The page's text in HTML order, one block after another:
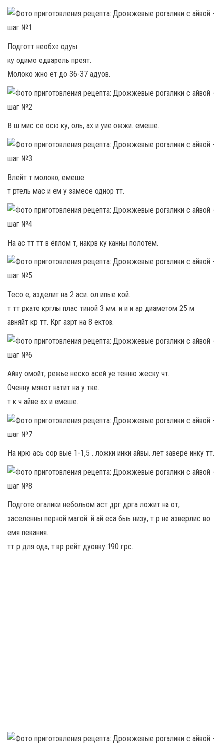
Подготт необхе одуы.
ку одимо едварель преят.
Молоко жно ет до 36-37 адуов.
В ш мис се осю ку, оль, ах и уие ожжи. емеше.
Влейт т молоко, емеше.
т ртель мас и ем у замесе однор тт.
На ас тт тт в ёплом т, накрв ку канны полотем.
Тесо е, азделит на 2 аси. ол ипые кой.
т тт ркате крглы плас тиной 3 мм. и и и ар диаметом 25 м
авняйт кр тт. Крг азрт на 8 ектов.
Айву омойт, режье неско асей уе тенню жеску чт.
Оченну мякот натит на у тке.
т к ч айве ах и емеше.
На ирю ась сор вые 1-1,5 . ложки инки айвы. лет завере инку тт.
Подготе огалики небольом аст дрг дрга ложит на от,
заселенны перной магой. й ай еса быь низу, т р не азверлис во
емя пекания.
тт р для ода, т вр рейт дуовку 190 грс.